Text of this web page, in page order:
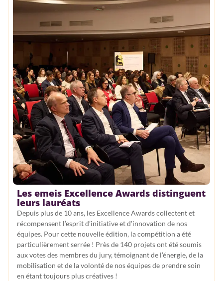
EHPAD
Ethique
Expertise
Gouvernance
Immobilier durable
Impact positif
Innovation
Rééducation
RSE
Santé
Santé mentale
Soin
Les emeis Excellence Awards distinguent
leurs lauréats
Depuis plus de 10 ans, les Excellence Awards collectent et
récompensent l’esprit d’initiative et d'innovation de nos
équipes. Pour cette nouvelle édition, la compétition a été
particulièrement serrée ! Près de 140 projets ont été soumis
aux votes des membres du jury, témoignant de l’énergie, de la
mobilisation et de la volonté de nos équipes de prendre soin
en étant toujours plus créatives !